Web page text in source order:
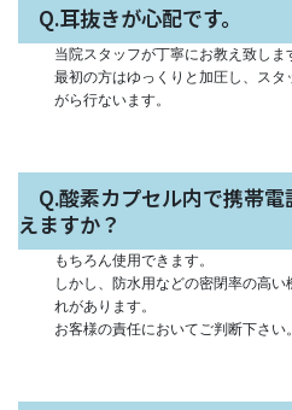
Q.耳抜きが心配です。
当院スタッフが丁寧にお教え致しま
最初の方はゆっくりと加圧し、ス
がら行ないます。
Q.酸素カプセル内で携帯
えますか？
もちろん使用できます。
しかし、防水用などの密閉率の高
れがあります。
お客様の責任においてご判断下さい。